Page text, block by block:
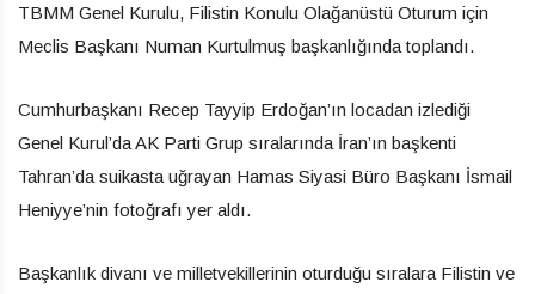
TBMM Genel Kurulu, Filistin Konulu Olağanüstü Oturum için
Meclis Başkanı Numan Kurtulmuş başkanlığında toplandı.
Cumhurbaşkanı Recep Tayyip Erdoğan’ın locadan izlediği
Genel Kurul’da AK Parti Grup sıralarında İran’ın başkenti
Tahran’da suikasta uğrayan Hamas Siyasi Büro Başkanı İsmail
Heniyye’nin fotoğrafı yer aldı.
Başkanlık divanı ve milletvekillerinin oturduğu sıralara Filistin ve